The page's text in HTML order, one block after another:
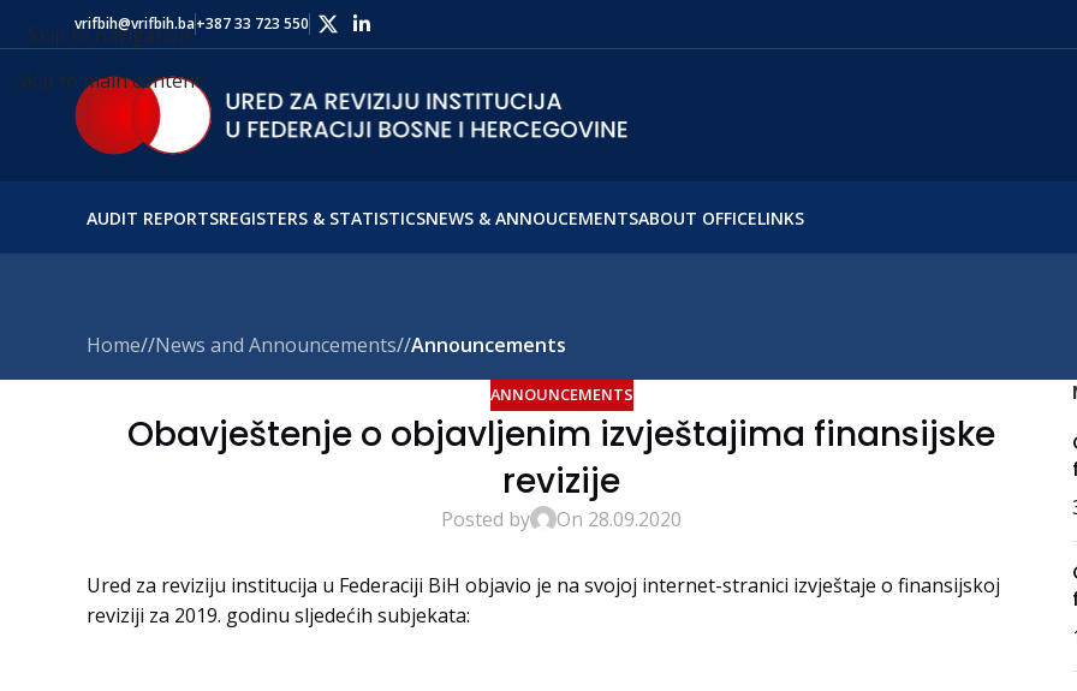
Skip to navigation
Skip to main content
vrifbih@vrifbih.ba+387 33 723 550
AUDIT REPORTSREGISTERS & STATISTICSNEWS & ANNOUCEMENTSABOUT OFFICELINKS
Home/ News and Announcements/ Announcements
ANNOUNCEMENTS
Obavještenje o objavljenim izvještajima finansijske
revizije
Posted by On 28.09.2020
Ured za reviziju institucija u Federaciji BiH objavio je na svojoj internet-stranici izvještaje o finansijskoj
reviziji za 2019. godinu sljedećih subjekata: